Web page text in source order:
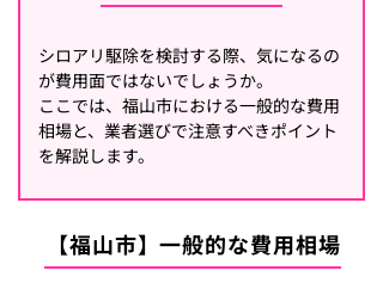
シロアリ駆除を検討する際、気になるの
が費用面ではないでしょうか。
ここでは、福山市における一般的な費用
相場と、業者選びで注意すべきポイント
を解説します。
【福山市】一般的な費用相場